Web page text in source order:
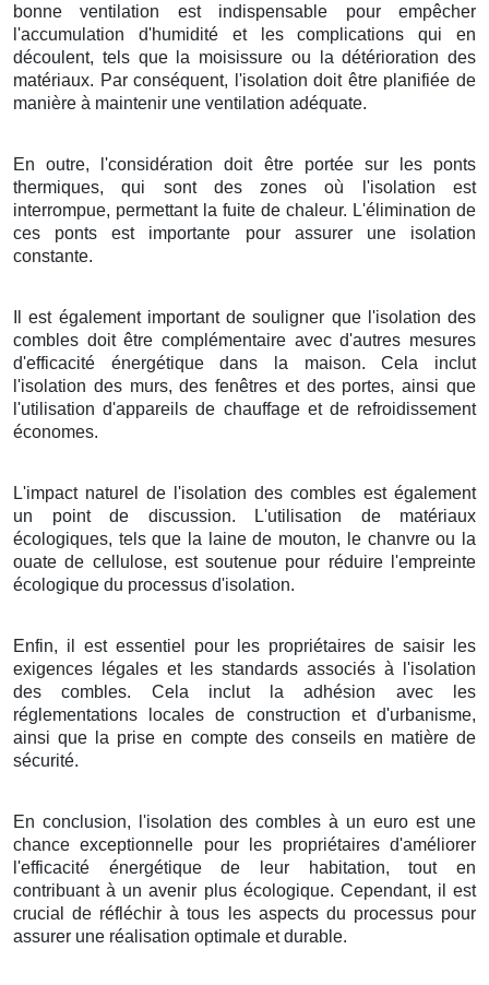
bonne ventilation est indispensable pour empêcher
l'accumulation d'humidité et les complications qui en
découlent, tels que la moisissure ou la détérioration des
matériaux. Par conséquent, l'isolation doit être planifiée de
manière à maintenir une ventilation adéquate.
En outre, l'considération doit être portée sur les ponts
thermiques, qui sont des zones où l'isolation est
interrompue, permettant la fuite de chaleur. L'élimination de
ces ponts est importante pour assurer une isolation
constante.
Il est également important de souligner que l'isolation des
combles doit être complémentaire avec d'autres mesures
d'efficacité énergétique dans la maison. Cela inclut
l'isolation des murs, des fenêtres et des portes, ainsi que
l'utilisation d'appareils de chauffage et de refroidissement
économes.
L'impact naturel de l'isolation des combles est également
un point de discussion. L'utilisation de matériaux
écologiques, tels que la laine de mouton, le chanvre ou la
ouate de cellulose, est soutenue pour réduire l'empreinte
écologique du processus d'isolation.
Enfin, il est essentiel pour les propriétaires de saisir les
exigences légales et les standards associés à l'isolation
des combles. Cela inclut la adhésion avec les
réglementations locales de construction et d'urbanisme,
ainsi que la prise en compte des conseils en matière de
sécurité.
En conclusion, l'isolation des combles à un euro est une
chance exceptionnelle pour les propriétaires d'améliorer
l'efficacité énergétique de leur habitation, tout en
contribuant à un avenir plus écologique. Cependant, il est
crucial de réfléchir à tous les aspects du processus pour
assurer une réalisation optimale et durable.